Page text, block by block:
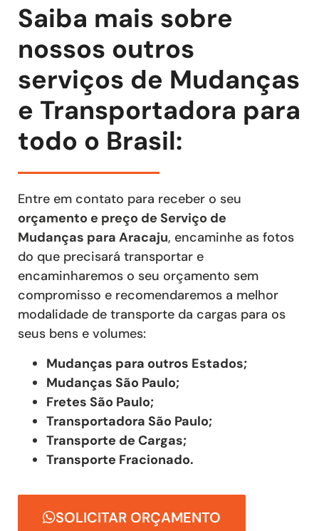
Saiba mais sobre
nossos outros
serviços de Mudanças
e Transportadora para
todo o Brasil:
Entre em contato para receber o seu
orçamento e preço de Serviço de
Mudanças para Aracaju, encaminhe as fotos
do que precisará transportar e
encaminharemos o seu orçamento sem
compromisso e recomendaremos a melhor
modalidade de transporte da cargas para os
seus bens e volumes:
Mudanças para outros Estados;
Mudanças São Paulo;
Fretes São Paulo;
Transportadora São Paulo;
Transporte de Cargas;
Transporte Fracionado.
SOLICITAR ORÇAMENTO